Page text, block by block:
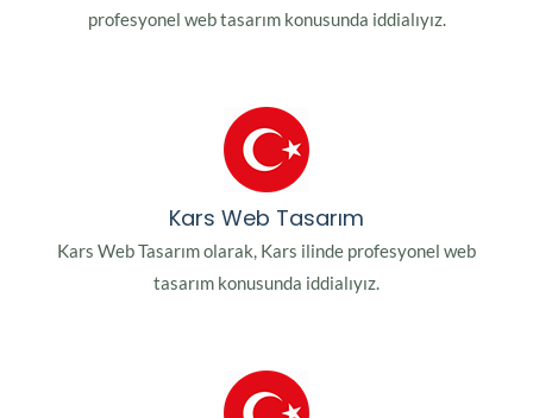
profesyonel web tasarım konusunda iddialıyız.
Kars Web Tasarım
Kars Web Tasarım olarak, Kars ilinde profesyonel web
tasarım konusunda iddialıyız.